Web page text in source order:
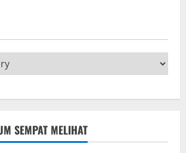
SEMPAT MELIHAT